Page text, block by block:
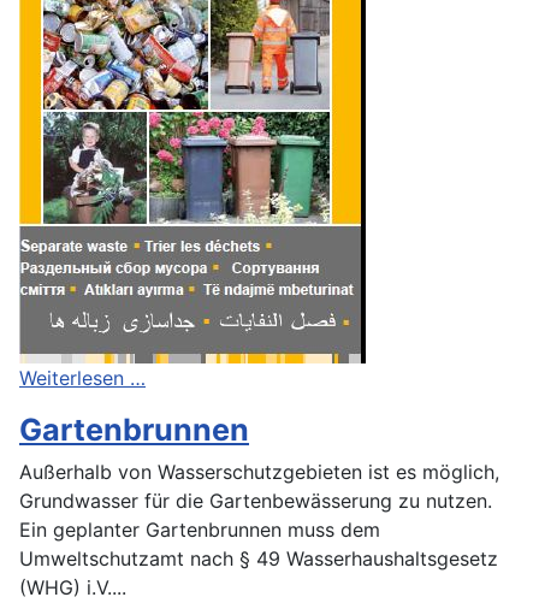
Weiterlesen …
Gartenbrunnen
Außerhalb von Wasserschutzgebieten ist es möglich,
Grundwasser für die Gartenbewässerung zu nutzen.
Ein geplanter Gartenbrunnen muss dem
Umweltschutzamt nach § 49 Wasserhaushaltsgesetz
(WHG) i.V....